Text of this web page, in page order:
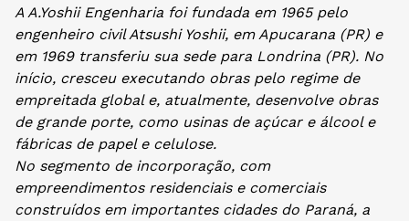
A A.Yoshii Engenharia foi fundada em 1965 pelo
engenheiro civil Atsushi Yoshii, em Apucarana (PR) e
em 1969 transferiu sua sede para Londrina (PR). No
início, cresceu executando obras pelo regime de
empreitada global e, atualmente, desenvolve obras
de grande porte, como usinas de açúcar e álcool e
fábricas de papel e celulose.
No segmento de incorporação, com
empreendimentos residenciais e comerciais
construídos em importantes cidades do Paraná, a